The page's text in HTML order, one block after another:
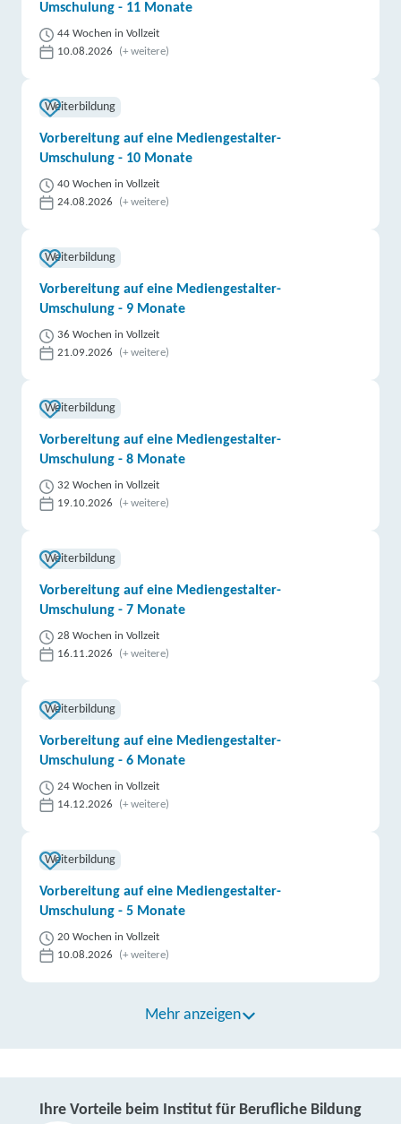
Umschulung - 11 Monate
44 Wochen in Vollzeit
10.08.2026
(+ weitere)
Weiterbildung
Vorbereitung auf eine Mediengestalter-
Umschulung - 10 Monate
40 Wochen in Vollzeit
24.08.2026
(+ weitere)
Weiterbildung
Vorbereitung auf eine Mediengestalter-
Umschulung - 9 Monate
36 Wochen in Vollzeit
21.09.2026
(+ weitere)
Weiterbildung
Vorbereitung auf eine Mediengestalter-
Umschulung - 8 Monate
32 Wochen in Vollzeit
19.10.2026
(+ weitere)
Weiterbildung
Vorbereitung auf eine Mediengestalter-
Umschulung - 7 Monate
28 Wochen in Vollzeit
16.11.2026
(+ weitere)
Weiterbildung
Vorbereitung auf eine Mediengestalter-
Umschulung - 6 Monate
24 Wochen in Vollzeit
14.12.2026
(+ weitere)
Weiterbildung
Vorbereitung auf eine Mediengestalter-
Umschulung - 5 Monate
20 Wochen in Vollzeit
10.08.2026
(+ weitere)
Mehr anzeigen
Ihre Vorteile beim Institut für Berufliche Bildung